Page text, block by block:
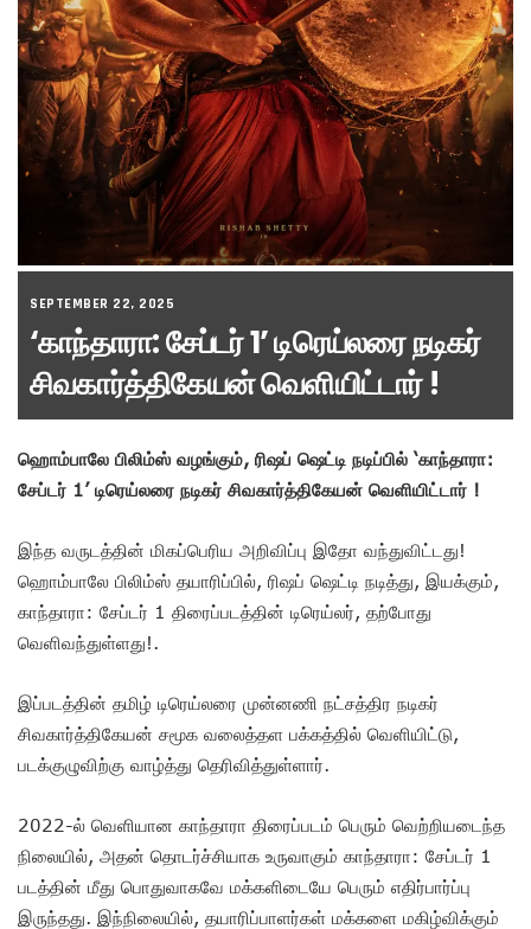
SEPTEMBER 22, 2025
‘காந்தாரா: சேப்டர் 1’ டிரெய்லரை நடிகர்
சிவகார்த்திகேயன் வெளியிட்டார் !
ஹொம்பாலே பிலிம்ஸ் வழங்கும், ரிஷப் ஷெட்டி நடிப்பில் ‘காந்தாரா:
சேப்டர் 1’ டிரெய்லரை நடிகர் சிவகார்த்திகேயன் வெளியிட்டார் !
இந்த வருடத்தின் மிகப்பெரிய அறிவிப்பு இதோ வந்துவிட்டது!
ஹொம்பாலே பிலிம்ஸ் தயாரிப்பில், ரிஷப் ஷெட்டி நடித்து, இயக்கும்,
காந்தாரா: சேப்டர் 1 திரைப்படத்தின் டிரெய்லர், தற்போது
வெளிவந்துள்ளது!.
இப்படத்தின் தமிழ் டிரெய்லரை முன்னணி நட்சத்திர நடிகர்
சிவகார்த்திகேயன் சமூக வலைத்தள பக்கத்தில் வெளியிட்டு,
படக்குழுவிற்கு வாழ்த்து தெரிவித்துள்ளார்.
2022-ல் வெளியான காந்தாரா திரைப்படம் பெரும் வெற்றியடைந்த
நிலையில், அதன் தொடர்ச்சியாக உருவாகும் காந்தாரா: சேப்டர் 1
படத்தின் மீது பொதுவாகவே மக்களிடையே பெரும் எதிர்பார்ப்பு
இருந்தது. இந்நிலையில், தயாரிப்பாளர்கள் மக்களை மகிழ்விக்கும்